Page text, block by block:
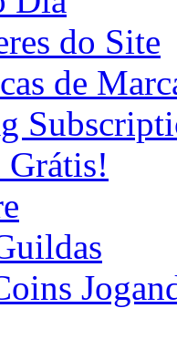
do Site
de
Grátis!